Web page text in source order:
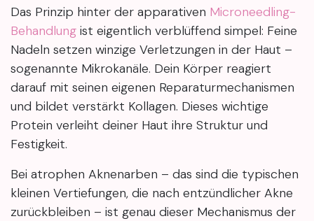
Das Prinzip hinter der apparativen Microneedling-
Behandlung ist eigentlich verblüffend simpel: Feine
Nadeln setzen winzige Verletzungen in der Haut –
sogenannte Mikrokanäle. Dein Körper reagiert
darauf mit seinen eigenen Reparaturmechanismen
und bildet verstärkt Kollagen. Dieses wichtige
Protein verleiht deiner Haut ihre Struktur und
Festigkeit.
Bei atrophen Aknenarben – das sind die typischen
kleinen Vertiefungen, die nach entzündlicher Akne
zurückbleiben – ist genau dieser Mechanismus der